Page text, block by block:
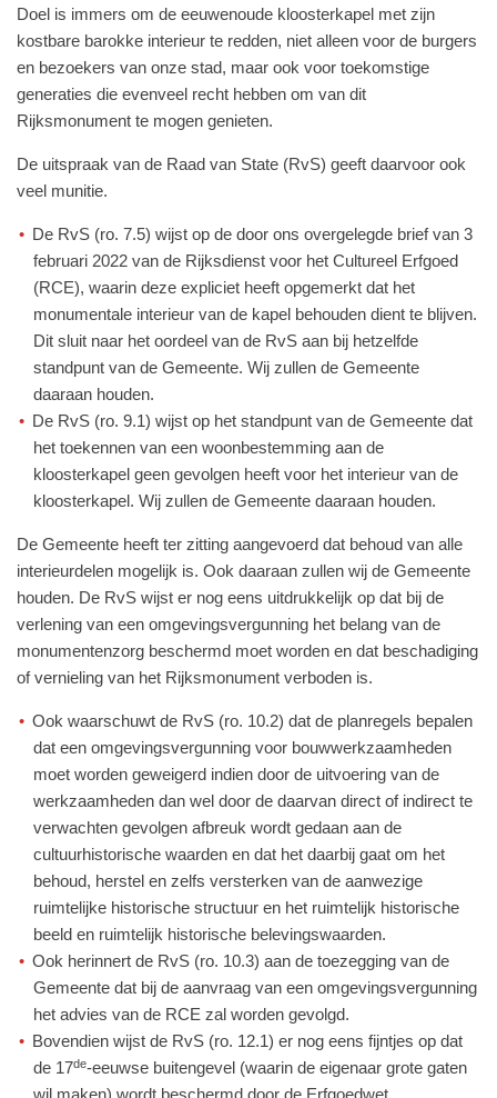
Doel is immers om de eeuwenoude kloosterkapel met zijn
kostbare barokke interieur te redden, niet alleen voor de burgers
en bezoekers van onze stad, maar ook voor toekomstige
generaties die evenveel recht hebben om van dit
Rijksmonument te mogen genieten.
De uitspraak van de Raad van State (RvS) geeft daarvoor ook
veel munitie.
De RvS (ro. 7.5) wijst op de door ons overgelegde brief van 3
februari 2022 van de Rijksdienst voor het Cultureel Erfgoed
(RCE), waarin deze expliciet heeft opgemerkt dat het
monumentale interieur van de kapel behouden dient te blijven.
Dit sluit naar het oordeel van de RvS aan bij hetzelfde
standpunt van de Gemeente. Wij zullen de Gemeente
daaraan houden.
De RvS (ro. 9.1) wijst op het standpunt van de Gemeente dat
het toekennen van een woonbestemming aan de
kloosterkapel geen gevolgen heeft voor het interieur van de
kloosterkapel. Wij zullen de Gemeente daaraan houden.
De Gemeente heeft ter zitting aangevoerd dat behoud van alle
interieurdelen mogelijk is. Ook daaraan zullen wij de Gemeente
houden. De RvS wijst er nog eens uitdrukkelijk op dat bij de
verlening van een omgevingsvergunning het belang van de
monumentenzorg beschermd moet worden en dat beschadiging
of vernieling van het Rijksmonument verboden is.
Ook waarschuwt de RvS (ro. 10.2) dat de planregels bepalen
dat een omgevingsvergunning voor bouwwerkzaamheden
moet worden geweigerd indien door de uitvoering van de
werkzaamheden dan wel door de daarvan direct of indirect te
verwachten gevolgen afbreuk wordt gedaan aan de
cultuurhistorische waarden en dat het daarbij gaat om het
behoud, herstel en zelfs versterken van de aanwezige
ruimtelijke historische structuur en het ruimtelijk historische
beeld en ruimtelijk historische belevingswaarden.
Ook herinnert de RvS (ro. 10.3) aan de toezegging van de
Gemeente dat bij de aanvraag van een omgevingsvergunning
het advies van de RCE zal worden gevolgd.
Bovendien wijst de RvS (ro. 12.1) er nog eens fijntjes op dat
de 17de-eeuwse buitengevel (waarin de eigenaar grote gaten